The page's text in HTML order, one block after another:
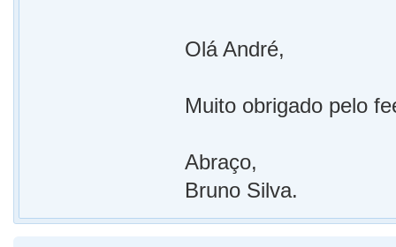
Olá André,
Muito obrigado pelo
Abraço,
Bruno Silva.